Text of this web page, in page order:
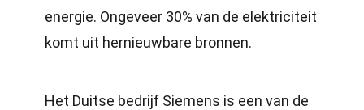
energie. Ongeveer 30% van de elektriciteit
komt uit hernieuwbare bronnen.
Het Duitse bedrijf Siemens is een van de